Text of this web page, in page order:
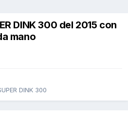
DINK 300 del 2015 con
mano
DINK 300